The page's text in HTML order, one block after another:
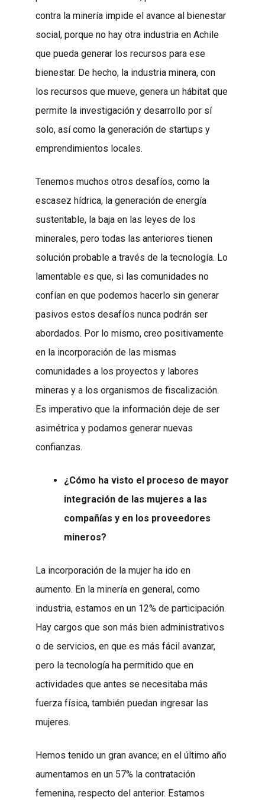
contra la minería impide el avance al bienestar
social, porque no hay otra industria en Achile
que pueda generar los recursos para ese
bienestar. De hecho, la industria minera, con
los recursos que mueve, genera un hábitat que
permite la investigación y desarrollo por sí
solo, así como la generación de startups y
emprendimientos locales.
Tenemos muchos otros desafíos, como la
escasez hídrica, la generación de energía
sustentable, la baja en las leyes de los
minerales, pero todas las anteriores tienen
solución probable a través de la tecnología. Lo
lamentable es que, si las comunidades no
confían en que podemos hacerlo sin generar
pasivos estos desafíos nunca podrán ser
abordados. Por lo mismo, creo positivamente
en la incorporación de las mismas
comunidades a los proyectos y labores
mineras y a los organismos de fiscalización.
Es imperativo que la información deje de ser
asimétrica y podamos generar nuevas
confianzas.
¿Cómo ha visto el proceso de mayor
integración de las mujeres a las
compañías y en los proveedores
mineros?
La incorporación de la mujer ha ido en
aumento. En la minería en general, como
industria, estamos en un 12% de participación.
Hay cargos que son más bien administrativos
o de servicios, en que es más fácil avanzar,
pero la tecnología ha permitido que en
actividades que antes se necesitaba más
fuerza física, también puedan ingresar las
mujeres.
Hemos tenido un gran avance; en el último año
aumentamos en un 57% la contratación
femenina, respecto del anterior. Estamos